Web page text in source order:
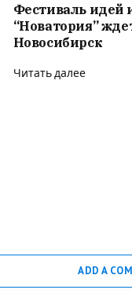
Фестиваль идей
“Новатория”
Новосибирск
Читать далее
ADD A